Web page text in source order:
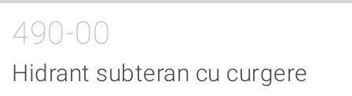
490-00
Hidrant subteran cu curgere